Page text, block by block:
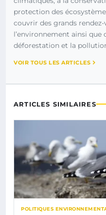
protection des
couvrir des grands
l’environnement ainsi que
déforestation et la
VOIR TOUS LES ARTICLES
ARTICLES SIMILAIRES
POLITIQUES